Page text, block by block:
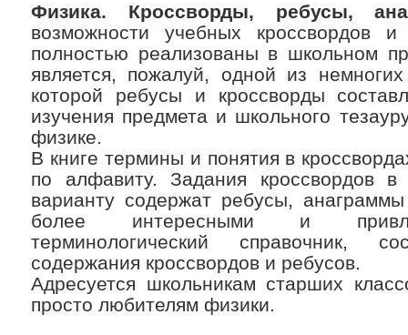
Физика. Кроссворды, ребусы,
возможности учебных кроссвордов
полностью реализованы в школьном
является, пожалуй, одной из
которой ребусы и кроссворды
изучения предмета и школьного
физике.
В книге термины и понятия в
по алфавиту. Задания кроссвордов в
варианту содержат ребусы,
более интересными и
терминологический справочник,
содержания кроссвордов и ребусов.
Адресуется школьникам старших
просто любителям физики.